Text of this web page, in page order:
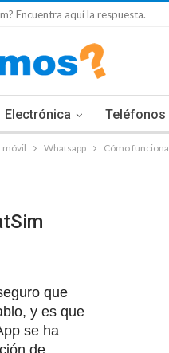
Encuentra aquí la respuesta.
Electrónica Teléfonos
móvil Whatsapp Cómo
que
y es que
se ha
de